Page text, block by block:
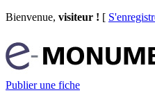
Bienvenue, visiteur ! [
Publier une fiche